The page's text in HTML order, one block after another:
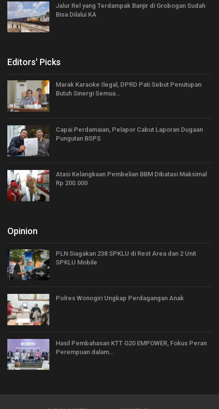
Jalur Rel yang Terdampak Banjir di Grobogan Sudah
Bisa Dilalui KA
Editors' Picks
Marak Karaoke Ilegal, DPRD Pati Sebut Penutupan
Butuh Sinergi Semua…
Capai Perdamaian, Pelapor Cabut Laporan Dugaan
Pungutan BSPS
Atasi Kelangkaan Pembelian BBM Dibatasi Maksimal
Rp 200.000
Opinion
PLN Siagakan 238 SPKLU di Rest Area dan 2 Unit
SPKLU Mobile
Polres Wonogiri Ungkap Perdagangan Anak
Hasil Pembahasan KTT G20 EMPOWER, Fokus Peran
Perempuan dalam…